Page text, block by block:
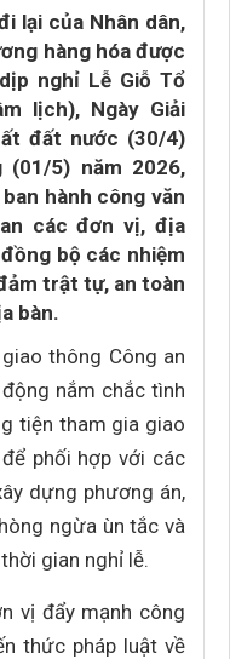
lại của Nhân dân,
hàng hóa được
nghỉ Lễ Giỗ Tổ
lịch), Ngày Giải
đất nước (30/4)
5) năm 2026,
hành công văn
các đơn vị, địa
bộ các nhiệm
trật tự, an toàn
bàn.
thông Công an
nắm chắc tình
tiện tham gia giao
phối hợp với các
dựng phương án,
ngừa ùn tắc và
gian nghỉ lễ.
vị đẩy mạnh công
thức pháp luật về